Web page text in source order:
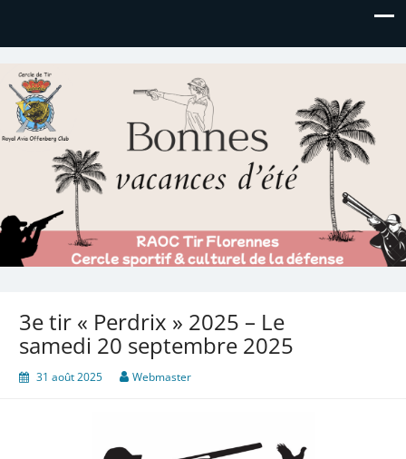
Royal AOC Florennes
Section TIR de l'AVIA
3e tir « Perdrix » 2025 – Le
samedi 20 septembre 2025
31 août 2025 Webmaster